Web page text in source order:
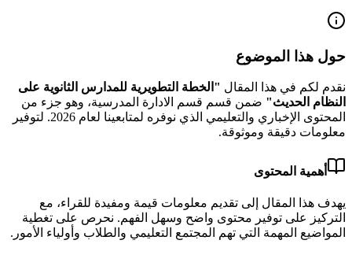
حول هذا الموضوع
نقدم لكم في هذا المقال " الخطة التطويرية للمدارس الثانوية على
النظام الحديث" ضمن قسم قسم الادارة المدرسية، وهو جزء من
المحتوى الإخباري والتعليمي الذي نوفره لمتابعينا لعام 2026
. لتوفير
معلومات دقيقة وموثوقة.
أهمية المحتوى
يهدف هذا المقال إلى تقديم معلومات قيمة ومفيدة للقراء، مع
التركيز على توفير محتوى واضح وسهل الفهم. نحرص على تغطية
المواضيع المهمة التي تهم المجتمع التعليمي والطلاب وأولياء الأمور.